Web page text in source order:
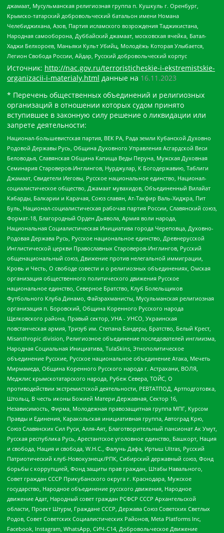
джамаат, Мусульманская религиозная группа п. Кушкуль г. Оренбург,
Крымско-татарский добровольческий батальон имени Номана
Челебиджихана, Азов, Партия исламского возрождения Таджикистана,
Народная самооборона, Дуббайский джамаат, московская ячейка, Батал-
Хаджи Белхороев, Маньяки Культ Убийц, Молодёжь Которая Улыбается,
Легион Свобода России, Айдар, Русский добровольческий корпус
Источник: http://nac.gov.ru/terroristicheskie-i-ekstremistskie-
organizacii-i-materialy.html данные на 16.11.2023
* Перечень общественных объединений и религиозных
организаций в отношении которых судом принято
вступившее в законную силу решение о ликвидации или
запрете деятельности:
Национал-большевистская партия, ВЕК РА, Рада земли Кубанской Духовно
Родовой Державы Русь, Община Духовного Управления Асгардской Веси
Беловодья, Славянская Община Капища Веды Перуна, Мужская Духовная
Семинария Староверов-Инглингов, Нурджулар, К Богодержавию, Таблиги
Джамаат, Свидетели Иеговы, Русское национальное единство, Национал-
социалистическое общество, Джамаат мувахидов, Объединенный Вилайат
Кабарды, Балкарии и Карачая, Союз славян, Ат-Такфир Валь-Хиджра, Пит
Буль, Национал-социалистическая рабочая партия России, Славянский союз,
Формат-18, Благородный Орден Дьявола, Армия воли народа,
Национальная Социалистическая Инициатива города Череповца, Духовно-
Родовая Держава Русь, Русское национальное единство, Древнерусской
Инглистической церкви Православных Староверов-Инглингов, Русский
общенациональный союз, Движение против нелегальной иммиграции,
Кровь и Честь, О свободе совести и о религиозных объединениях, Омская
организация общественного политического движения Русское
национальное единство, Северное Братство, Клуб Болельщиков
Футбольного Клуба Динамо, Файзрахманисты, Мусульманская религиозная
организация п. Боровский, Община Коренного Русского народа
Щелковского района, Правый сектор, УНА - УНСО, Украинская
повстанческая армия, Тризуб им. Степана Бандеры, Братство, Белый Крест,
Misanthropic division, Религиозное объединение последователей инглиизма,
Народная Социальная Инициатива, TulaSkins, Этнополитическое
объединение Русские, Русское национальное объединение Атака, Мечеть
Мирмамеда, Община Коренного Русского народа г. Астрахани, ВОЛЯ,
Меджлис крымскотатарского народа, Рубеж Севера, ТОЙС, О
противодействии экстремистской деятельности, РЕВТАТПОД, Артподготовка,
Штольц, В честь иконы Божией Матери Державная, Сектор 16,
Независимость, Фирма, Молодежная правозащитная группа МПГ, Курсом
Правды и Единения, Каракольская инициативная группа, Автоград Крю,
Союз Славянских Сил Руси, Алля-Аят, Благотворительный пансионат Ак Умут,
Русская республика Русь, Арестантское уголовное единство, Башкорт, Нация
и свобода, Нация и свобода, W.H.С., Фалунь Дафа, Иртыш Ultras, Русский
Патриотический клуб-Новокузнецк/РПК, Сибирский державный союз, Фонд
борьбы с коррупцией, Фонд защиты прав граждан, Штабы Навального,
Совет граждан СССР Прикубанского округа г. Краснодара, Мужское
государство, Народное объединение русского движения, Народное
движение Адат, Народный совет граждан РСФСР СССР Архангельской
области, Проект Штурм, Граждане СССР, Держава Союз Советских Светлых
Родов, Совет Советских Социалистических Районов, Meta Platforms Inc,
Facebook, Instagram, WhatsApp, СИЧ-С14, Добровольческое Движение